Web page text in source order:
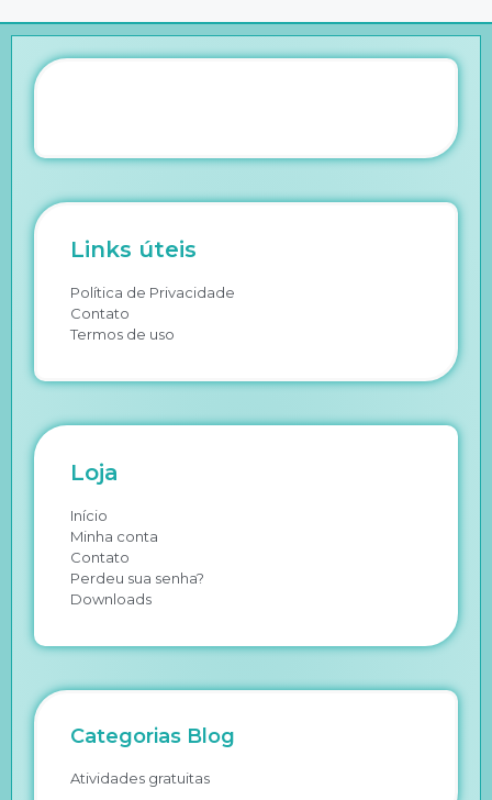
Links úteis
Política de Privacidade
Contato
Termos de uso
Loja
Início
Minha conta
Contato
Perdeu sua senha?
Downloads
Categorias Blog
Atividades gratuitas